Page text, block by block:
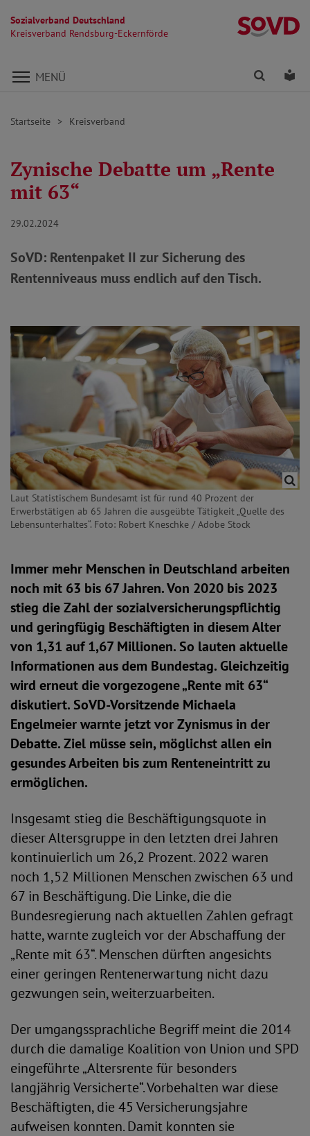
Sozialverband Deutschland
Kreisverband Rendsburg-Eckernförde
Direkt zu den Inhalten springen
MENÜ Finden
Startseite Kreisverband
Zynische Debatte um „Rente
mit 63“
29.02.2024
SoVD: Rentenpaket II zur Sicherung des
Rentenniveaus muss endlich auf den Tisch.
Laut Statistischem Bundesamt ist für rund 40 Prozent der
Erwerbstätigen ab 65 Jahren die ausgeübte Tätigkeit „Quelle des
Lebensunterhaltes“. Foto: Robert Kneschke / Adobe Stock
Immer mehr Menschen in Deutschland arbeiten
noch mit 63 bis 67 Jahren. Von 2020 bis 2023
stieg die Zahl der sozialversicherungspflichtig
und geringfügig Beschäftigten in diesem Alter
von 1,31 auf 1,67 Millionen. So lauten aktuelle
Informationen aus dem Bundestag. Gleichzeitig
wird erneut die vorgezogene „Rente mit 63“
diskutiert. SoVD-Vorsitzende Michaela
Engelmeier warnte jetzt vor Zynismus in der
Debatte. Ziel müsse sein, möglichst allen ein
gesundes Arbeiten bis zum Renteneintritt zu
ermöglichen.
Insgesamt stieg die Beschäftigungsquote in
dieser Altersgruppe in den letzten drei Jahren
kontinuierlich um 26,2 Prozent. 2022 waren
noch 1,52 Millionen Menschen zwischen 63 und
67 in Beschäftigung. Die Linke, die die
Bundesregierung nach aktuellen Zahlen gefragt
hatte, warnte zugleich vor der Abschaffung der
„Rente mit 63“. Menschen dürften angesichts
einer geringen Rentenerwartung nicht dazu
gezwungen sein, weiterzuarbeiten.
Der umgangssprachliche Begriff meint die 2014
durch die damalige Koalition von Union und SPD
eingeführte „Altersrente für besonders
langjährig Versicherte“. Vorbehalten war diese
Beschäftigten, die 45 Versicherungsjahre
aufweisen konnten. Damit konnten sie